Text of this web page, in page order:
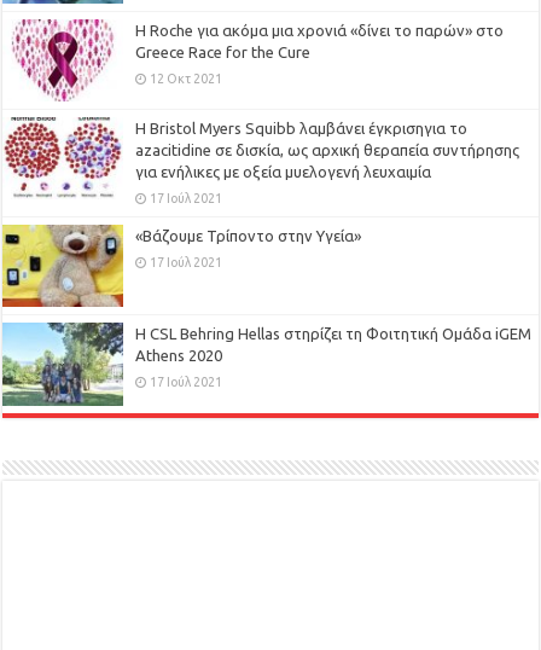
H Roche για ακόμα μια χρονιά «δίνει το παρών» στο
Greece Race for the Cure
12 Οκτ 2021
Η Bristol Myers Squibb λαμβάνει έγκρισηγια το
azacitidine σε δισκία, ως αρχική θεραπεία συντήρησης
για ενήλικες με οξεία μυελογενή λευχαιμία
17 Ιούλ 2021
«Βάζουμε Τρίποντο στην Υγεία»
17 Ιούλ 2021
H CSL Behring Hellas στηρίζει τη Φοιτητική Ομάδα iGEM
Athens 2020
17 Ιούλ 2021